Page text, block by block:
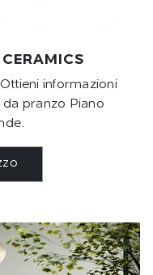
informazioni
da pranzo Piano